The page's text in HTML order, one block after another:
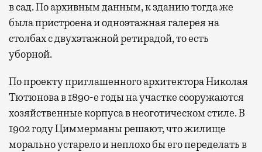
в сад. По архивным данным, к зданию тогда же
была пристроена и одноэтажная галерея на
столбах с двухэтажной ретирадой, то есть
уборной.
По проекту приглашенного архитектора Николая
Тютюнова в 1890-е годы на участке сооружаются
хозяйственные корпуса в неоготическом стиле. В
1902 году Циммерманы решают, что жилище
морально устарело и неплохо бы его переделать в